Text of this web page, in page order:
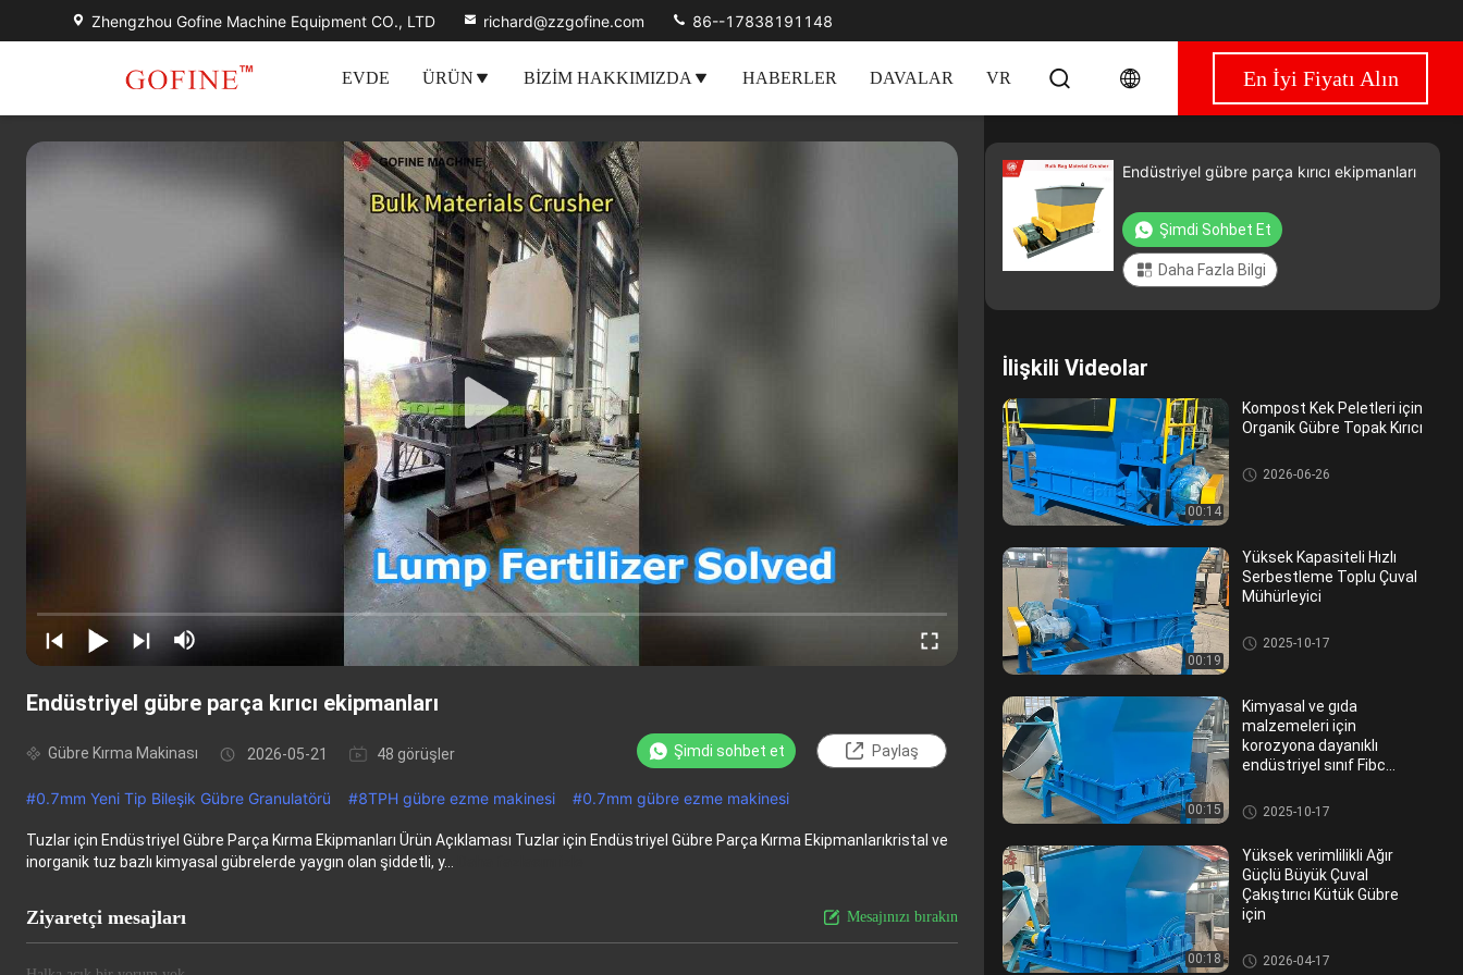
Zhengzhou Gofine Machine Equipment CO., LTD richard@zzgofine.com 86--17838191148
EVDE ÜRÜN BIZIM HAKKIMIZDA HABERLER DAVALAR VR En İyi Fiyatı Alın
Endüstriyel gübre parça kırıcı ekipmanları
Gübre Kırma Makinası 2026-05-21 48 görüşler Şimdi sohbet et Paylaş
#0.7mm Yeni Tip Bileşik Gübre Granulatörü #8TPH gübre ezme makinesi #0.7mm gübre ezme makinesi
Tuzlar için Endüstriyel Gübre Parça Kırma Ekipmanları Ürün Açıklaması Tuzlar için Endüstriyel Gübre Parça Kırma Ekipmanlarıkristal ve
inorganik tuz bazlı kimyasal gübrelerde yaygın olan şiddetli, y...
Ziyaretçi mesajları Mesajınızı bırakın
Endüstriyel gübre parça kırıcı ekipmanları
Şimdi Sohbet Et
Daha Fazla Bilgi
İlişkili Videolar
00:14
Kompost Kek Peletleri için
Organik Gübre Topak Kırıcı
Gübre Kırma Makinası
2026-06-26
00:19
Yüksek Kapasiteli Hızlı
Serbestleme Toplu Çuval
Mühürleyici
Gübre Kırma Makinası
2025-10-17
00:15
Kimyasal ve gıda
malzemeleri için
korozyona dayanıklı
endüstriyel sınıf Fibc
Gübre Kırma Makinası
2025-10-17
00:18
Yüksek verimlilikli Ağır
Güçlü Büyük Çuval
Çakıştırıcı Kütük Gübre
için
Gübre Kırma Makinası
2026-04-17